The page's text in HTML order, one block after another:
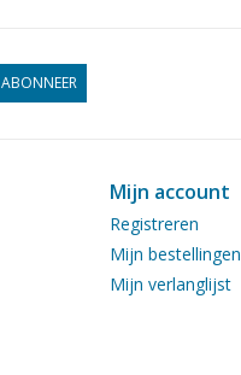
ABONNEER
Mijn account
Registreren
Mijn bestellingen
Mijn verlanglijst